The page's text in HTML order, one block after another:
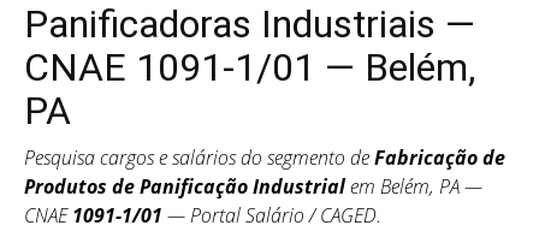
Panificadoras Industriais —
CNAE 1091-1/01 — Belém,
PA
Pesquisa cargos e salários do segmento deFabricação de
Produtos de Panificação Industrialem Belém, PA —
CNAE1091-1/01 — Portal Salário / CAGED.